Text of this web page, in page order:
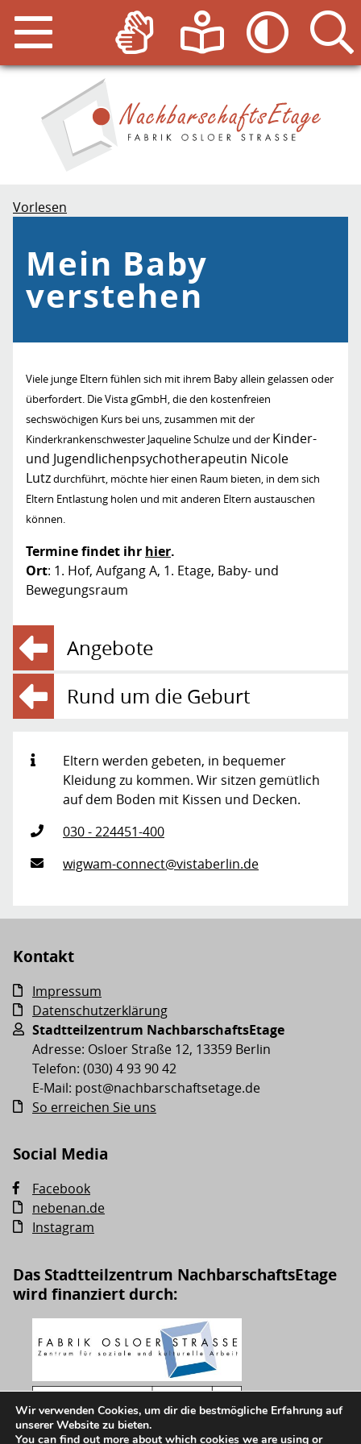
Vorlesen
Mein Baby
verstehen
Viele junge Eltern fühlen sich mit ihrem Baby allein gelassen oder
überfordert. Die Vista gGmbH, die den kostenfreien
sechswöchigen Kurs bei uns, zusammen mit der
Kinderkrankenschwester Jaqueline Schulze und der Kinder-
und Jugendlichenpsychotherapeutin Nicole
Lutzdurchführt, möchte hier einen Raum bieten, in dem sich
Eltern Entlastung holen und mit anderen Eltern austauschen
können.
Termine findet ihr hier.
Ort: 1. Hof, Aufgang A, 1. Etage, Baby- und
Bewegungsraum
Angebote
Rund um die Geburt
Eltern werden gebeten, in bequemer
Kleidung zu kommen. Wir sitzen gemütlich
auf dem Boden mit Kissen und Decken.
030 - 224451-400
wigwam-connect@vistaberlin.de
Kontakt
Impressum
Datenschutzerklärung
Stadtteilzentrum NachbarschaftsEtage
Adresse: Osloer Straße 12, 13359 Berlin
Telefon: (030) 4 93 90 42
E-Mail: post@nachbarschaftsetage.de
So erreichen Sie uns
Social Media
Facebook
nebenan.de
Instagram
Das Stadtteilzentrum NachbarschaftsEtage
wird finanziert durch:
Wir verwenden Cookies, um dir die bestmögliche Erfahrung auf
unserer Website zu bieten.
You can find out more about which cookies we are using or